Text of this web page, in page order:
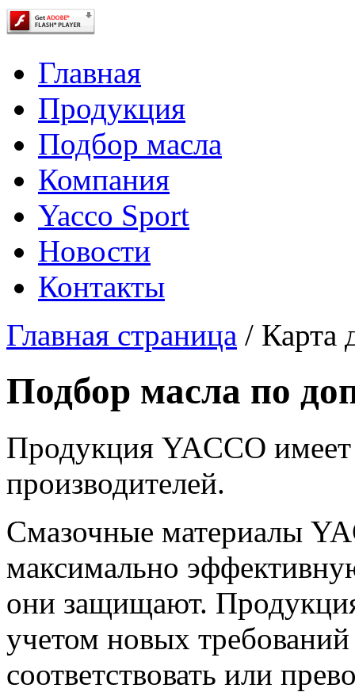
Главная
Продукция
Подбор масла
Компания
Yacco Sport
Новости
Контакты
Главная страница / Карта
Подбор масла по
Продукция YACCO
производителей.
Смазочные материалы
максимально
они защищают.
учетом новых
соответствовать или